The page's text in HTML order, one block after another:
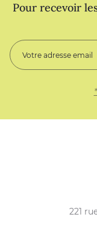
Pour recevoir
221